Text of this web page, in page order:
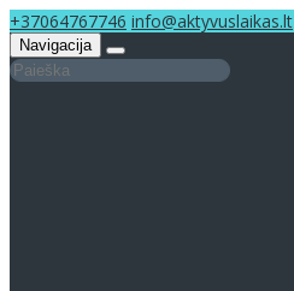
+37064767746 info@aktyvuslaikas.lt
Navigacija